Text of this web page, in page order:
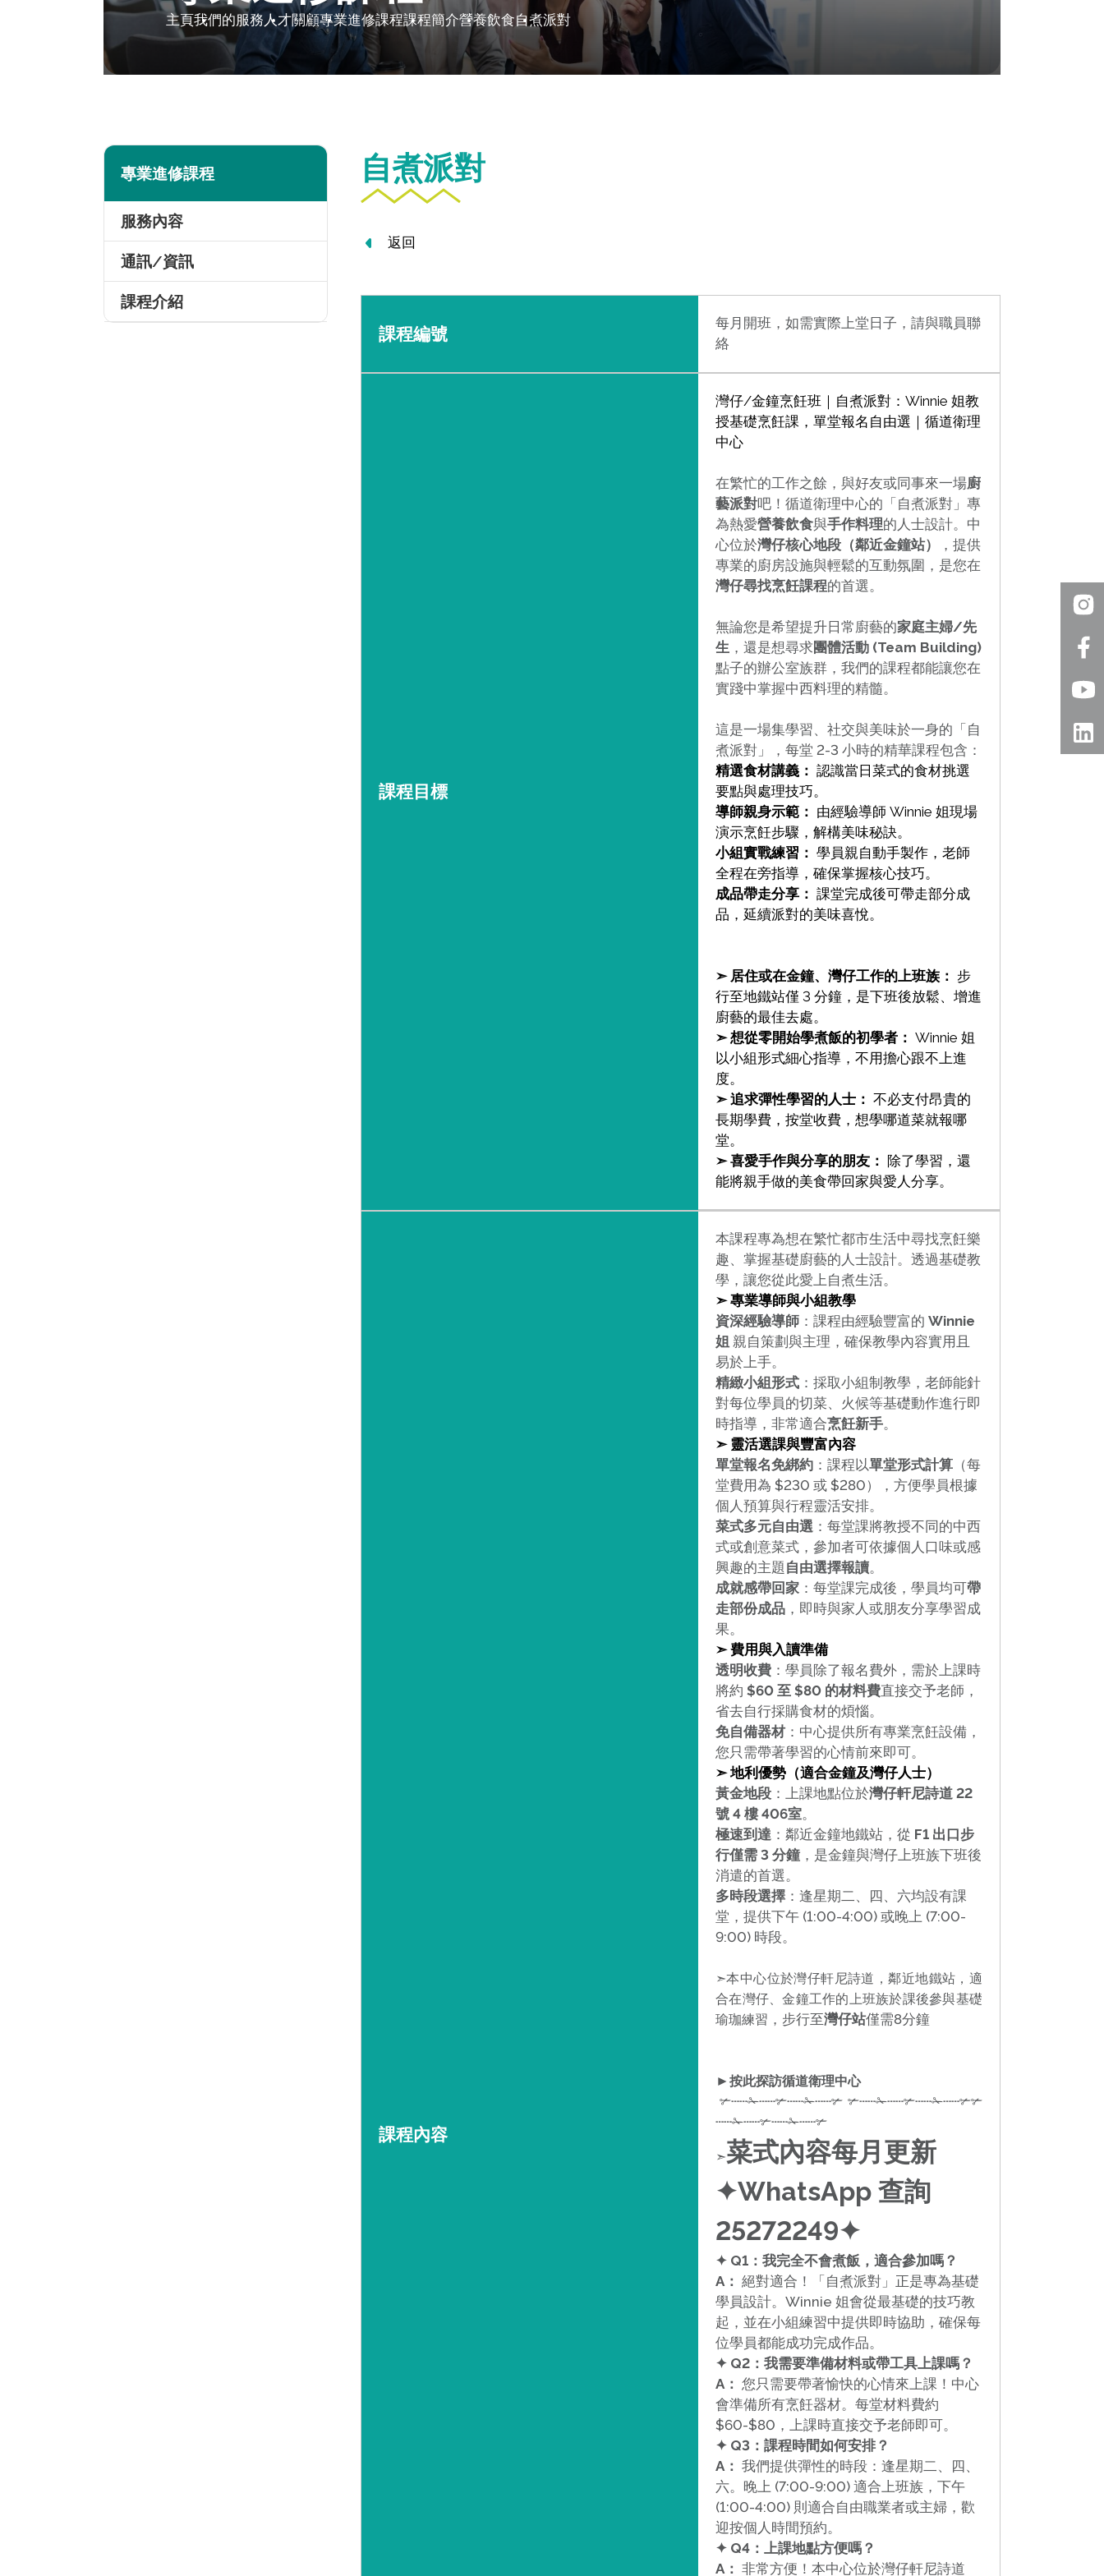
主頁我們的服務 人才關顧專業進修課程課程簡介營養飲食自煮派對
專業進修課程
服務內容
通訊/資訊
課程介紹
自煮派對
返回
課程編號
每月開班，如需實際上堂日子，請與職員聯
絡
課程目標
灣仔/金鐘烹飪班｜自煮派對：Winnie 姐教
授基礎烹飪課，單堂報名自由選｜循道衛理
中心
在繁忙的工作之餘，與好友或同事來一場廚
藝派對吧！循道衛理中心的「自煮派對」專
為熱愛營養飲食與手作料理的人士設計。中
心位於灣仔核心地段（鄰近金鐘站）
，提供
專業的廚房設施與輕鬆的互動氛圍，是您在
灣仔尋找烹飪課程的首選。
無論您是希望提升日常廚藝的家庭主婦/先
生 ，還是想尋求團體活動 (Team Building)
點子的辦公室族群，我們的課程都能讓您在
實踐中掌握中西料理的精髓。
這是一場集學習、社交與美味於一身的「自
煮派對」，每堂 2-3 小時的精華課程包含：
精選食材講義： 認識當日菜式的食材挑選
要點與處理技巧。
導師親身示範： 由經驗導師 Winnie 姐現場
演示烹飪步驟，解構美味秘訣。
小組實戰練習： 學員親自動手製作，老師
全程在旁指導，確保掌握核心技巧。
成品帶走分享： 課堂完成後可帶走部分成
品，延續派對的美味喜悅。
➣ 居住或在金鐘、灣仔工作的上班族： 步
行至地鐵站僅 3 分鐘，是下班後放鬆、增進
廚藝的最佳去處。
➣ 想從零開始學煮飯的初學者： Winnie 姐
以小組形式細心指導，不用擔心跟不上進
度。
➣ 追求彈性學習的人士： 不必支付昂貴的
長期學費，按堂收費，想學哪道菜就報哪
堂。
➣ 喜愛手作與分享的朋友： 除了學習，還
能將親手做的美食帶回家與愛人分享。
課程內容
本課程專為想在繁忙都市生活中尋找烹飪樂
趣、掌握基礎廚藝的人士設計。透過基礎教
學，讓您從此愛上自煮生活。
➣ 專業導師與小組教學
資深經驗導師 ：課程由經驗豐富的 Winnie
姐 親自策劃與主理，確保教學內容實用且
易於上手。
精緻小組形式 ：採取小組制教學，老師能針
對每位學員的切菜、火候等基礎動作進行即
時指導，非常適合烹飪新手。
➣ 靈活選課與豐富內容
單堂報名免綁約 ：課程以單堂形式計算 （每
堂費用為 $230 或 $280），方便學員根據
個人預算與行程靈活安排。
菜式多元自由選 ：每堂課將教授不同的中西
式或創意菜式，參加者可依據個人口味或感
興趣的主題 自由選擇報讀。
成就感帶回家 ：每堂課完成後，學員均可帶
走部份成品 ，即時與家人或朋友分享學習成
果。
➣ 費用與入讀準備
透明收費 ：學員除了報名費外，需於上課時
將約 $60 至 $80 的材料費直接交予老師，
省去自行採購食材的煩惱。
免自備器材：中心提供所有專業烹飪設備，
您只需帶著學習的心情前來即可。
➣ 地利優勢（適合金鐘及灣仔人士）
黃金地段 ：上課地點位於灣仔軒尼詩道 22
號 4 樓 406室。
極速到達 ：鄰近金鐘地鐵站，從 F1 出口步
行僅需 3 分鐘 ，是金鐘與灣仔上班族下班後
消遣的首選。
多時段選擇 ：逢星期二、四、六均設有課
堂，提供下午 (1:00-4:00) 或晚上 (7:00-
9:00) 時段。
➣本中心位於灣仔軒尼詩道，鄰近地鐵站，適
合在灣仔、金鐘工作的上班族於課後參與基礎
瑜珈練習 ，步行至灣仔站僅需8分鐘
► 按此探訪循道衛理中心
✃┄┄✁┄┄✃┄┄✁┄┄✃ ✃┄┄✁┄┄✃┄┄✁┄┄✃✃
┄┄✁┄┄✃┄┄✁┄┄✃
➣菜式內容每月更新
✦WhatsApp 查詢
25272249✦
✦ Q1：我完全不會煮飯，適合參加嗎？
A： 絕對適合！「自煮派對」正是專為基礎
學員設計。Winnie 姐會從最基礎的技巧教
起，並在小組練習中提供即時協助，確保每
位學員都能成功完成作品。
✦ Q2：我需要準備材料或帶工具上課嗎？
A： 您只需要帶著愉快的心情來上課！中心
會準備所有烹飪器材。每堂材料費約
$60-$80，上課時直接交予老師即可。
✦ Q3：課程時間如何安排？
A： 我們提供彈性的時段：逢星期二、四、
六。晚上 (7:00-9:00) 適合上班族，下午
(1:00-4:00) 則適合自由職業者或主婦，歡
迎按個人時間預約。
✦ Q4：上課地點方便嗎？
A： 非常方便！本中心位於灣仔軒尼詩道